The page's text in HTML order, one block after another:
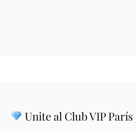
Unite al Club VIP París